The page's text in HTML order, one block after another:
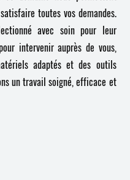
toutes vos demandes.
avec soin pour leur
intervenir auprès de vous,
adaptés et des outils
un travail soigné, efficace et